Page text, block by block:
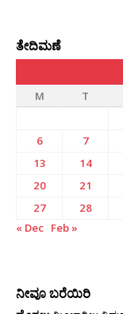
ತೇದಿಮಣೆ
M
T
6
7
13
14
20
21
27
28
« Dec Feb »
ನೀವೂ ಬರೆಯಿರಿ